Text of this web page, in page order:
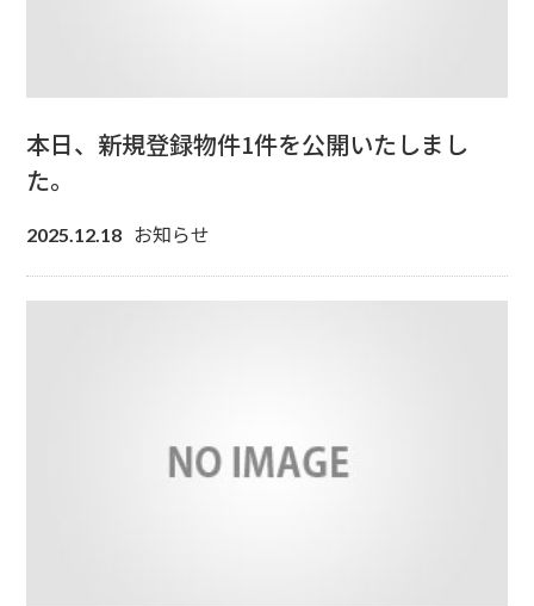
本日、新規登録物件1件を公開いたしまし
た。
2025.12.18 お知らせ